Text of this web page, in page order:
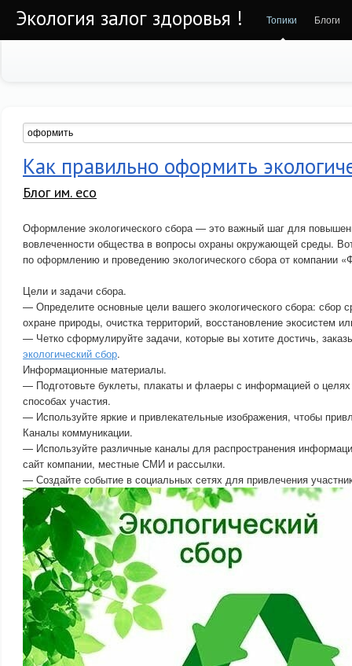
Экология залог здоровья ! Топики Блоги
Как правильно оформить
Блог им. eco
Оформление экологического сбора — это важный шаг для
вовлеченности общества в вопросы охраны окружающей среды.
по оформлению и проведению экологического сбора от компании
Цели и задачи сбора.
— Определите основные цели вашего экологического сбора: сбор
охране природы, очистка территорий, восстановление экосистем
— Четко сформулируйте задачи, которые вы хотите достичь,
экологический сбор.
Информационные материалы.
— Подготовьте буклеты, плакаты и флаеры с информацией о целях
способах участия.
— Используйте яркие и привлекательные изображения, чтобы
Каналы коммуникации.
— Используйте различные каналы для распространения
сайт компании, местные СМИ и рассылки.
— Создайте событие в социальных сетях для привлечения